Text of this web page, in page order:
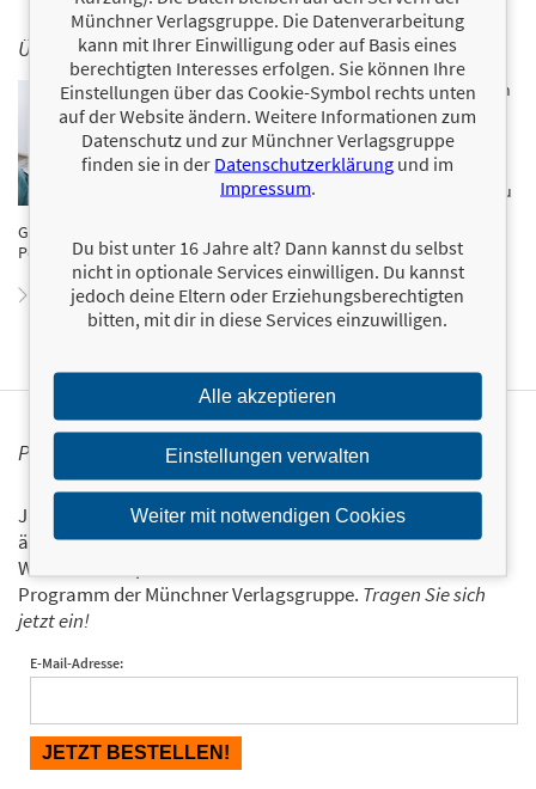
ÜBER LAN GÖTTINGER
Dr. Lan Göttinger ist Ärztin und Yogalehrerin. Nach dem
Medizinstudium arbeitete sie zunächst in Kliniken und
Praxen, bevor sie sich entschied, als
Gesundheitsmentorin Menschen noch gezielter und
individueller zu helfen. So gründete sie »Human of
Health«, um andere zu beraten, zu lenken und dabei zu
Gesundheit zu finden. Darüber hinaus teilt sie ihr Wissen in ihrem
Podcast »gerngesund«.
Zum Profil von Lan Göttinger
PERSONALISIERTE PRODUKTINFORMATIONEN
Ja, ich will über interessante Neuerscheinungen und
ähnliche Produkte informiert werden.
Wir halten Sie per E-Mail auf dem aktuellen Stand über das
Programm der Münchner Verlagsgruppe. Tragen Sie sich
jetzt ein!
E-Mail-Adresse:
Münchner Verlagsgruppe. Die Datenverarbeitung
kann mit Ihrer Einwilligung oder auf Basis eines
berechtigten Interesses erfolgen. Sie können Ihre
Einstellungen über das Cookie-Symbol rechts unten
auf der Website ändern. Weitere Informationen zum
Datenschutz und zur Münchner Verlagsgruppe
finden sie in der Datenschutzerklärung und im
Impressum.
Du bist unter 16 Jahre alt? Dann kannst du selbst
nicht in optionale Services einwilligen. Du kannst
jedoch deine Eltern oder Erziehungsberechtigten
bitten, mit dir in diese Services einzuwilligen.
Alle akzeptieren
Einstellungen verwalten
Weiter mit notwendigen Cookies